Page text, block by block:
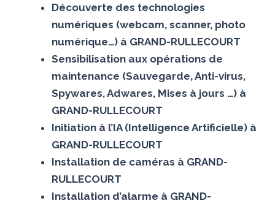
Découverte des technologies
numériques (webcam, scanner, photo
numérique…) à GRAND-RULLECOURT
Sensibilisation aux opérations de
maintenance (Sauvegarde, Anti-virus,
Spywares, Adwares, Mises à jours …) à
GRAND-RULLECOURT
Initiation à l’IA (Intelligence Artificielle) à
GRAND-RULLECOURT
Installation de caméras à GRAND-
RULLECOURT
Installation d’alarme à GRAND-